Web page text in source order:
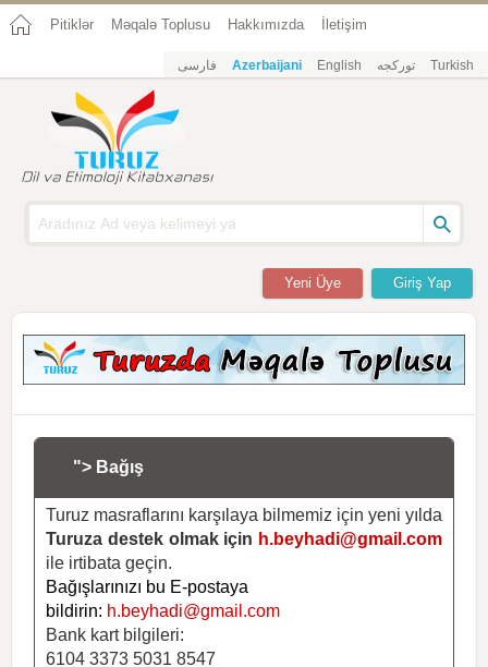
Pitiklər Məqalə Toplusu Hakkımızda İletişim
فارسی Azerbaijani English تورکجه Turkish
Giriş Yap
Yeni Üye
"> Bağış
Turuz masraflarını karşılaya bilmemiz için yeni yılda
Turuza destek olmak için h.beyhadi@gmail.com
ile irtibata geçin.
Bağışlarınızı bu E-postaya
bildirin: h.beyhadi@gmail.com
Bank kart bilgileri:
6104 3373 5031 8547